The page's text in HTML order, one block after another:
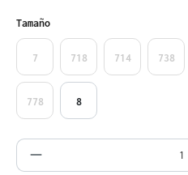
Seleccione
Tamaño
7 718 714 738
778 8
Cantidad del